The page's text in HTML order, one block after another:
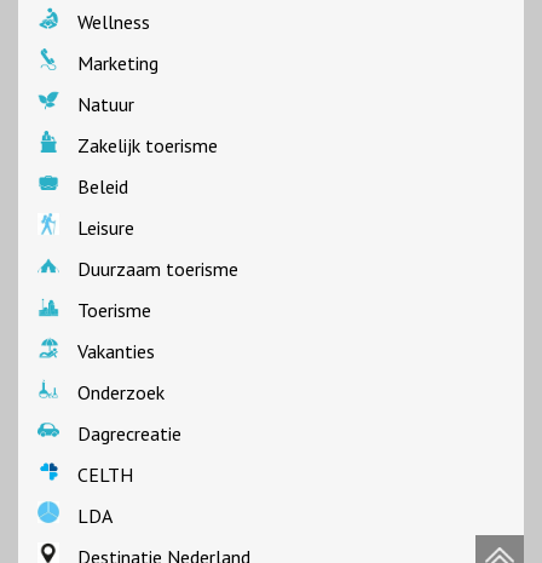
Wellness
Marketing
Natuur
Zakelijk toerisme
Beleid
Leisure
Duurzaam toerisme
Toerisme
Vakanties
Onderzoek
Dagrecreatie
CELTH
LDA
Destinatie Nederland